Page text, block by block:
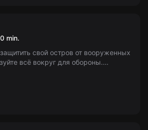
min.
свой остров от вооруженных
всё вокруг для обороны.